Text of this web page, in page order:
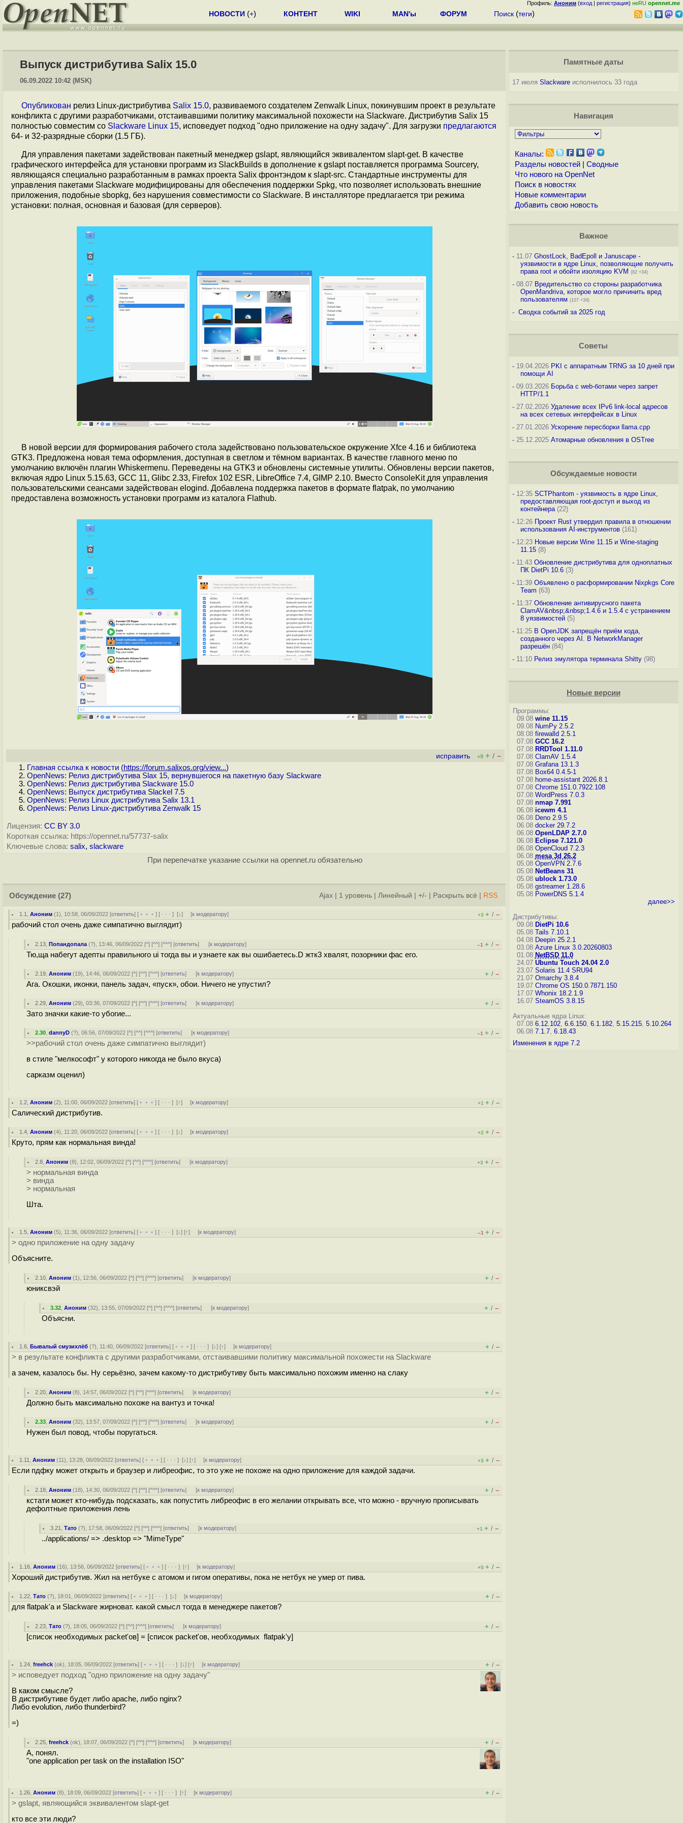
Профиль: Аноним (вход | регистрация) неRU opennet.me
НОВОСТИ (+) КОНТЕНТ WIKI MAN'ы ФОРУМ Поиск (теги)
Выпуск дистрибутива Salix 15.0
06.09.2022 10:42 (MSK)
Опубликован релиз Linux-дистрибутива Salix 15.0, развиваемого создателем Zenwalk Linux, покинувшим проект в результате
конфликта с другими разработчиками, отстаивавшими политику максимальной похожести на Slackware. Дистрибутив Salix 15
полностью совместим со Slackware Linux 15, исповедует подход "одно приложение на одну задачу". Для загрузки предлагаются
64- и 32-разрядные сборки (1.5 ГБ).
Для управления пакетами задействован пакетный менеджер gslapt, являющийся эквивалентом slapt-get. В качестве
графического интерфейса для установки программ из SlackBuilds в дополнение к gslapt поставляется программа Sourcery,
являющаяся специально разработанным в рамках проекта Salix фронтэндом к slapt-src. Стандартные инструменты для
управления пакетами Slackware модифицированы для обеспечения поддержки Spkg, что позволяет использовать внешние
приложения, подобные sbopkg, без нарушения совместимости со Slackware. В инсталляторе предлагается три режима
установки: полная, основная и базовая (для серверов).
В новой версии для формирования рабочего стола задействовано пользовательское окружение Xfce 4.16 и библиотека
GTK3. Предложена новая тема оформления, доступная в светлом и тёмном вариантах. В качестве главного меню по
умолчанию включён плагин Whiskermenu. Переведены на GTK3 и обновлены системные утилиты. Обновлены версии пакетов,
включая ядро Linux 5.15.63, GCC 11, Glibc 2.33, Firefox 102 ESR, LibreOffice 7.4, GIMP 2.10. Вместо ConsoleKit для управления
пользовательскими сеансами задействован elogind. Добавлена поддержка пакетов в формате flatpak, по умолчанию
предоставлена возможность установки программ из каталога Flathub.
исправить +9 + / –
Главная ссылка к новости (https://forum.salixos.org/view...)
OpenNews: Релиз дистрибутива Slax 15, вернувшегося на пакетную базу Slackware
OpenNews: Релиз дистрибутива Slackware 15.0
OpenNews: Выпуск дистрибутива Slackel 7.5
OpenNews: Релиз Linux дистрибутива Salix 13.1
OpenNews: Релиз Linux-дистрибутива Zenwalk 15
Лицензия: CC BY 3.0
Короткая ссылка: https://opennet.ru/57737-salix
Ключевые слова: salix, slackware
При перепечатке указание ссылки на opennet.ru обязательно
Обсуждение (27) Ajax 1 уровень Линейный +/- Раскрыть всё RSS
1.1 ,Аноним (1), 10:58, 06/09/2022 [ответить] [ ﹢﹢﹢] [ · · ·][↓] [к модератору] +3 + / –
рабочий стол очень даже симпатично выглядит)
2.13 ,Попандопала (?), 13:46, 06/09/2022 [^] [^^] [^^^] [ответить] [к модератору] –1 + / –
Тю,ща набегут адепты правильного ui тогда вы и узнаете как вы ошибаетесь.D жтк3 хвалят, позорники фас его.
2.19 ,Аноним (19), 14:46, 06/09/2022 [^] [^^] [^^^] [ответить] [к модератору] + / –
Ага. Окошки, иконки, панель задач, «пуск», обои. Ничего не упустил?
2.29 ,Аноним (29), 03:36, 07/09/2022 [^] [^^] [^^^] [ответить] [к модератору] + / –
Зато значки какие-то убогие...
2.30 ,dannyD (?), 06:56, 07/09/2022 [^] [^^] [^^^] [ответить] [к модератору] –1 + / –
>>рабочий стол очень даже симпатично выглядит)
в стиле "мелкософт" у которого никогда не было вкуса)
сарказм оценил)
1.2 ,Аноним (2), 11:00, 06/09/2022 [ответить] [ ﹢﹢﹢] [ · · ·][↑] [к модератору] +1 + / –
Салический дистрибутив.
1.4 ,Аноним (4), 11:20, 06/09/2022 [ответить] [ ﹢﹢﹢] [ · · ·][↓] [к модератору] +2 + / –
Круто, прям как нормальная винда!
2.8 ,Аноним (8), 12:02, 06/09/2022 [^] [^^] [^^^] [ответить] [к модератору] +3 + / –
> нормальная винда
> винда
> нормальная
Шта.
1.5 ,Аноним (5), 11:36, 06/09/2022 [ответить] [ ﹢﹢﹢] [ · · ·][↓] [↑] [к модератору] –1 + / –
> одно приложение на одну задачу
Объясните.
2.10 ,Аноним (1), 12:56, 06/09/2022 [^] [^^] [^^^] [ответить] [к модератору] + / –
юниксвэй
3.32 ,Аноним (32), 13:55, 07/09/2022 [^] [^^] [^^^] [ответить] [к модератору] + / –
Объясни.
1.6 ,Бывалый смузихлёб (?), 11:40, 06/09/2022 [ответить] [ ﹢﹢﹢] [ · · ·][↓] [↑] [к модератору] + / –
> в результате конфликта с другими разработчиками, отстаивавшими политику максимальной похожести на Slackware
а зачем, казалось бы. Ну серьёзно, зачем какому-то дистрибутиву быть максимально похожим именно на слаку
2.20 ,Аноним (8), 14:57, 06/09/2022 [^] [^^] [^^^] [ответить] [к модератору] + / –
Должно быть максимально похоже на вантуз и точка!
2.33 ,Аноним (32), 13:57, 07/09/2022 [^] [^^] [^^^] [ответить] [к модератору] + / –
Нужен был повод, чтобы поругаться.
1.11 ,Аноним (11), 13:28, 06/09/2022 [ответить] [ ﹢﹢﹢] [ · · ·][↓] [↑] [к модератору] +3 + / –
Если пдфку может открыть и браузер и либреофис, то это уже не похоже на одно приложение для каждой задачи.
2.18 ,Аноним (18), 14:30, 06/09/2022 [^] [^^] [^^^] [ответить] [к модератору] + / –
кстати может кто-нибудь подсказать, как попустить либреофис в его желании открывать все, что можно - вручную прописывать
дефолтные приложения лень
3.21 ,Тато (?), 17:58, 06/09/2022 [^] [^^] [^^^] [ответить] [к модератору] +1 + / –
../applications/ => .desktop => "MimeType"
1.16 ,Аноним (16), 13:56, 06/09/2022 [ответить] [ ﹢﹢﹢] [ · · ·][↑] [к модератору] +5 + / –
Хороший дистрибутив. Жил на нетбуке с атомом и гигом оперативы, пока не нетбук не умер от пива.
1.22 ,Тато (?), 18:01, 06/09/2022 [ответить] [ ﹢﹢﹢] [ · · ·][↓] [к модератору] + / –
для flatpak'а и Slackware жирноват. какой смысл тогда в менеджере пакетов?
2.23 ,Тато (?), 18:05, 06/09/2022 [^] [^^] [^^^] [ответить] [к модератору] + / –
[список необходимых packet'ов] = [список packet'ов, необходимых flatpak'у]
1.24 ,freehck (ok), 18:05, 06/09/2022 [ответить] [ ﹢﹢﹢] [ · · ·][↓] [↑] [к модератору] + / –
> исповедует подход "одно приложение на одну задачу"
В каком смысле?
В дистрибутиве будет либо apache, либо nginx?
Либо evolution, либо thunderbird?
=)
2.25 ,freehck (ok), 18:07, 06/09/2022 [^] [^^] [^^^] [ответить] [к модератору] + / –
А, понял.
"one application per task on the installation ISO"
1.26 ,Аноним (8), 18:09, 06/09/2022 [ответить] [ ﹢﹢﹢] [ · · ·][↑] [к модератору] + / –
> gslapt, являющийся эквивалентом slapt-get
кто все эти люди?
Памятные даты
17 июля Slackwareисполнилось 33 года
Навигация
Каналы:
Разделы новостей| Сводные
Что нового на OpenNet
Поиск в новостях
Новые комментарии
Добавить свою новость
Важное
-11.07 GhostLock, BadEpoll и Januscape -
уязвимости в ядре Linux, позволяющие получить
права root и обойти изоляцию KVM (82 +34)
-08.07 Вредительство со стороны разработчика
OpenMandriva, которое могло причинить вред
пользователям (107 +34)
- Сводка событий за 2025 год
Советы
-19.04.2026 PKI с аппаратным TRNG за 10 дней при
помощи AI
-09.03.2026 Борьба с web-ботами через запрет
HTTP/1.1
-27.02.2026 Удаление всех IPv6 link-local адресов
на всех сетевых интерфейсах в Linux
-27.01.2026 Ускорение пересборки llama.cpp
-25.12.2025 Атомарные обновления в OSTree
Обсуждаемые новости
-12:35 SCTPhantom - уязвимость в ядре Linux,
предоставляющая root-доступ и выход из
контейнера(22)
-12:26 Проект Rust утвердил правила в отношении
использования AI-инструментов(161)
-12:23 Новые версии Wine 11.15 и Wine-staging
11.15(8)
-11:43 Обновление дистрибутива для одноплатных
ПК DietPi 10.6(3)
-11:39 Объявлено о расформировании Nixpkgs Core
Team (63)
-11:37 Обновление антивирусного пакета
ClamAV&nbsp;&nbsp;1.4.6 и 1.5.4 с устранением
8 уязвимостей(5)
-11:25 В OpenJDK запрещён приём кода,
созданного через AI. В NetworkManager
разрешён(84)
-11:10 Релиз эмулятора терминала Shitty(98)
Новые версии
Программы:
09.08 wine 11.15
09.08 NumPy 2.5.2
08.08 firewalld 2.5.1
07.08 GCC 16.2
07.08 RRDTool 1.11.0
07.08 ClamAV 1.5.4
07.08 Grafana 13.1.3
07.08 Box64 0.4.5-1
07.08 home-assistant 2026.8.1
07.08 Chrome 151.0.7922.108
07.08 WordPress 7.0.3
07.08 nmap 7.991
06.08 icewm 4.1
06.08 Deno 2.9.5
06.08 docker 29.7.2
06.08 OpenLDAP 2.7.0
06.08 Eclipse 7.121.0
06.08 OpenCloud 7.2.3
06.08 mesa 3d 26.2
05.08 OpenVPN 2.7.6
05.08 NetBeans 31
05.08 ublock 1.73.0
05.08 gstreamer 1.28.6
05.08 PowerDNS 5.1.4
далее>>
Дистрибутивы:
09.08 DietPi 10.6
05.08 Tails 7.10.1
04.08 Deepin 25.2.1
03.08 Azure Linux 3.0.20260803
01.08 NetBSD 11.0
24.07 Ubuntu Touch 24.04 2.0
23.07 Solaris 11.4 SRU94
21.07 Omarchy 3.8.4
19.07 Chrome OS 150.0.7871.150
17.07 Whonix 18.2.1.9
16.07 SteamOS 3.8.15
Актуальные ядра Linux:
07.08 6.12.102, 6.6.150, 6.1.182, 5.15.215, 5.10.264
06.08 7.1.7, 6.18.43
Изменения в ядре 7.2